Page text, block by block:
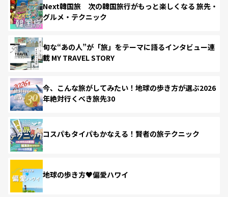
Next韓国旅 次の韓国旅行がもっと楽しくなる 旅先・
グルメ・テクニック
旬な“あの人”が「旅」をテーマに語るインタビュー連
載 MY TRAVEL STORY
今、こんな旅がしてみたい！地球の歩き方が選ぶ2026
年絶対行くべき旅先30
コスパもタイパもかなえる！賢者の旅テクニック
地球の歩き方♥偏愛ハワイ